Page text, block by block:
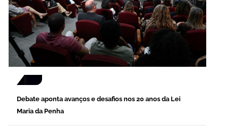
Debate aponta avanços e desafios nos 20 anos da Lei
Maria da Penha